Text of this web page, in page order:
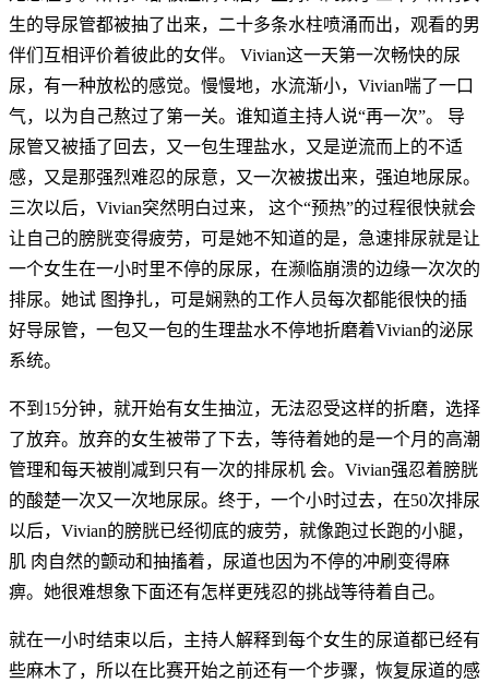
生的导尿管都被抽了出来，二十多条水柱喷涌而出，观看的男
伴们互相评价着彼此的女伴。 Vivian这一天第一次畅快的尿
尿，有一种放松的感觉。慢慢地，水流渐小，Vivian喘了一口
气，以为自己熬过了第一关。谁知道主持人说“再一次”。 导
尿管又被插了回去，又一包生理盐水，又是逆流而上的不适
感，又是那强烈难忍的尿意，又一次被拔出来，强迫地尿尿。
三次以后，Vivian突然明白过来， 这个“预热”的过程很快就会
让自己的膀胱变得疲劳，可是她不知道的是，急速排尿就是让
一个女生在一小时里不停的尿尿，在濒临崩溃的边缘一次次的
排尿。她试 图挣扎，可是娴熟的工作人员每次都能很快的插
好导尿管，一包又一包的生理盐水不停地折磨着Vivian的泌尿
系统。
不到15分钟，就开始有女生抽泣，无法忍受这样的折磨，选择
了放弃。放弃的女生被带了下去，等待着她的是一个月的高潮
管理和每天被削减到只有一次的排尿机 会。Vivian强忍着膀胱
的酸楚一次又一次地尿尿。终于，一个小时过去，在50次排尿
以后，Vivian的膀胱已经彻底的疲劳，就像跑过长跑的小腿，
肌 肉自然的颤动和抽搐着，尿道也因为不停的冲刷变得麻
痹。她很难想象下面还有怎样更残忍的挑战等待着自己。
就在一小时结束以后，主持人解释到每个女生的尿道都已经有
些麻木了，所以在比赛开始之前还有一个步骤，恢复尿道的感